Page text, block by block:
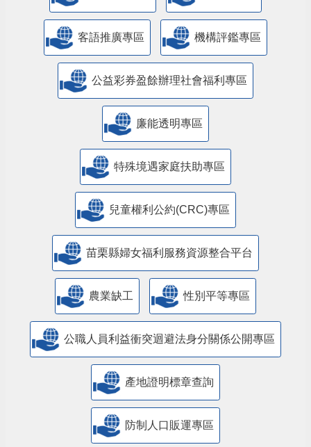
客語推廣專區 機構評鑑專區
公益彩券盈餘辦理社會福利專區
廉能透明專區
特殊境遇家庭扶助專區
兒童權利公約(CRC)專區
苗栗縣婦女福利服務資源整合平台
農業缺工 性別平等專區
公職人員利益衝突迴避法身分關係公開專區
產地證明標章查詢
防制人口販運專區